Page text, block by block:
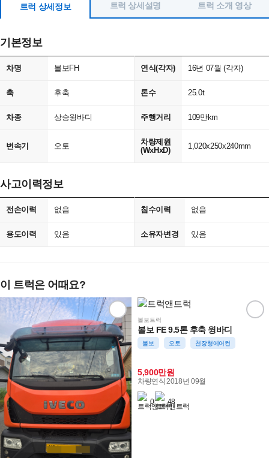
트럭 상세정보 트럭 상세설명 트럭 소개 영상
기본정보
차명 볼보FH 연식(각자) 16년 07월 (각자)
축 후축 톤수 25.0t
차종 상승윙바디 주행거리 109만km
변속기 오토
차량제원
(WxHxD)
1,020x250x240mm
사고이력정보
전손이력 없음 침수이력 없음
용도이력 있음 소유자변경 있음
이 트럭은 어때요?
볼보트럭
볼보 FE 9.5톤 후축 윙바디
볼보 오토 천장형에어컨
5,900만원
차량연식 2018년 09월
0 48